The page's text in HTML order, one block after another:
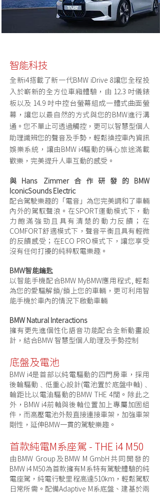
智能科技
全新i4搭載了新一代BMW iDrive 8讓您全程投
入於嶄新的全方位車廂體驗，由 12.3 吋儀錶
板以及 14.9 吋中控台螢幕組成一體式曲面螢
幕，讓您以最自然的方式與您的BMW進行溝
通。您不單止可透過觸控，更可以智慧型個人
助理識辨您的聲音及手勢，輕鬆操控車內資訊
娛樂系統，讓由BMW i4驅動的稱心旅途滿載
歡樂，完美提升人車互動的感受。
與Hans Zimmer合作研發的BMW
IconicSounds Electric
配合駕駛樂趣的「電音」為您完美調和了車輛
內外的駕馭聲浪。在SPORT運動模式下，動
力飽滿強勁且具有清楚的動力反饋；在
COMFORT舒適模式下，聲音平衡且具有輕微
的反饋感受；在ECO PRO模式下，讓您享受
沒有任何打擾的純粹馭電樂趣。
BMW智能鑰匙
以智能手機配合BMW MyBMW應用程式, 輕鬆
為您的愛驅解鎖/鎖上您的車輛，更可利用智
能手機於車內的情況下啟動車輛
BMW Natural Interactions
擁有更先進個性化語音功能配合全新動畫設
計，結合BMW 智慧型個人助理及手勢控制
底盤及電池
BMW i4是首部以純電驅動的四門房車，採用
後輪驅動﹑低重心設計(電池置於底盤中軸)﹑
輪距比以電油驅動的BMW THE 4闊。除此之
外，BMW i4前軸與後軸位置加上專屬加固組
件，而高壓電池外殼直接連接車架，加強車架
剛性，延伸BMW一貫的駕駛樂趣。
首款純電M系座駕 - THE i4 M50
由BMW Group及BMW M GmbH共同開發的
BMW i4 M50為首款擁有M系特有駕駛體驗的純
電座駕，純電行駛里程高達510km，輕鬆駕馭
日常所需。配備Adaptive M系底盤、建基於兩